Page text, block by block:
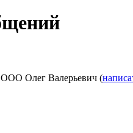
Олег Валерьевич (